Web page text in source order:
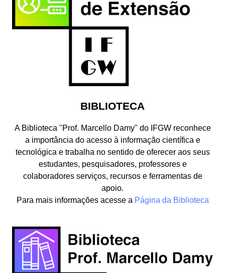
BIBLIOTECA
A Biblioteca "Prof. Marcello Damy" do IFGW reconhece
a importância do acesso à informação científica e
tecnológica e trabalha no sentido de oferecer aos seus
estudantes, pesquisadores, professores e
colaboradores serviços, recursos e ferramentas de
apoio.
Para mais informações acesse a Página da Biblioteca